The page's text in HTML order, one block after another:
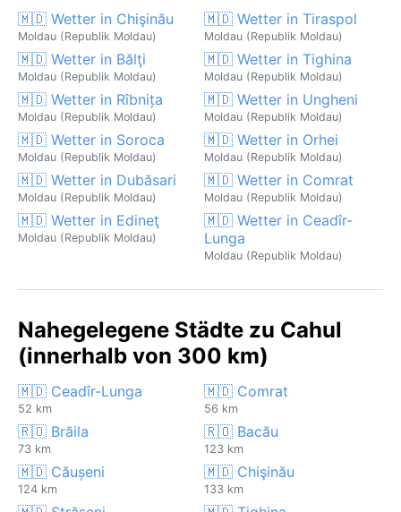
🇲🇩 Wetter in Chişinău
Moldau (Republik Moldau)
🇲🇩 Wetter in Tiraspol
Moldau (Republik Moldau)
🇲🇩 Wetter in Bălţi
Moldau (Republik Moldau)
🇲🇩 Wetter in Tighina
Moldau (Republik Moldau)
🇲🇩 Wetter in Rîbnița
Moldau (Republik Moldau)
🇲🇩 Wetter in Ungheni
Moldau (Republik Moldau)
🇲🇩 Wetter in Soroca
Moldau (Republik Moldau)
🇲🇩 Wetter in Orhei
Moldau (Republik Moldau)
🇲🇩 Wetter in Dubăsari
Moldau (Republik Moldau)
🇲🇩 Wetter in Comrat
Moldau (Republik Moldau)
🇲🇩 Wetter in Edineţ
Moldau (Republik Moldau)
🇲🇩 Wetter in Ceadîr-
Lunga
Moldau (Republik Moldau)
Nahegelegene Städte zu Cahul
(innerhalb von 300 km)
🇲🇩 Ceadîr-Lunga
52 km
🇲🇩 Comrat
56 km
🇷🇴 Brăila
73 km
🇷🇴 Bacău
123 km
🇲🇩 Căușeni
124 km
🇲🇩 Chişinău
133 km